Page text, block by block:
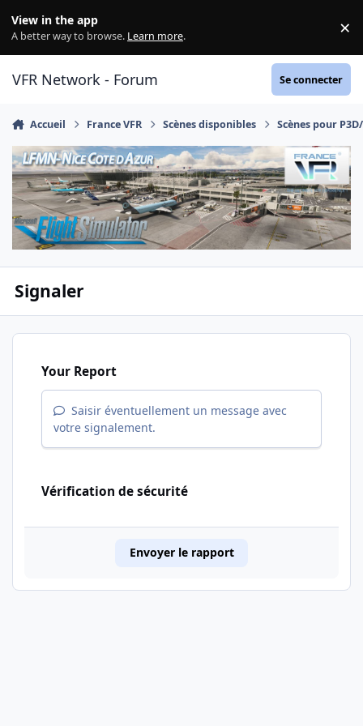
View in the app
A better way to browse. Learn more. ×
VFR Network - Forum Se connecter
Accueil France VFR Scènes disponibles Scènes pour
Signaler
Your Report
Saisir éventuellement un message avec
votre signalement.
Vérification de sécurité
Envoyer le rapport